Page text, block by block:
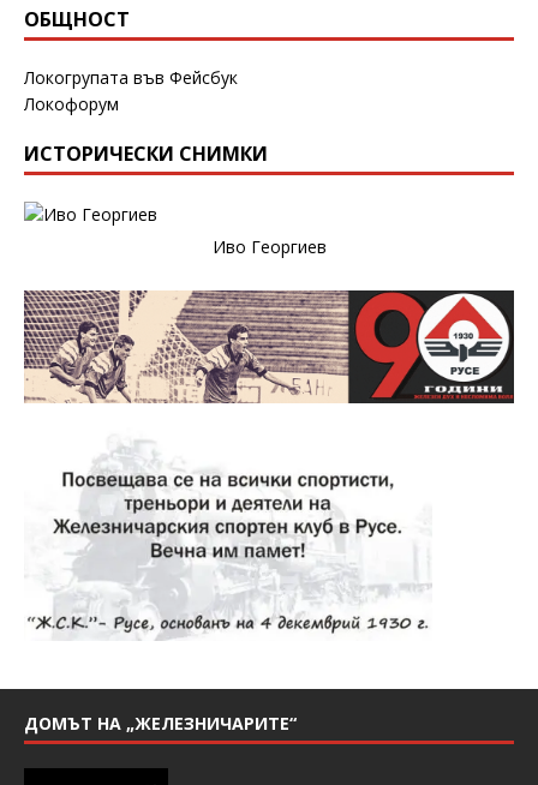
ОБЩНОСТ
Локогрупата във Фейсбук
Локофорум
ИСТОРИЧЕСКИ СНИМКИ
Иво Георгиев
ДОМЪТ НА „ЖЕЛЕЗНИЧАРИТЕ“